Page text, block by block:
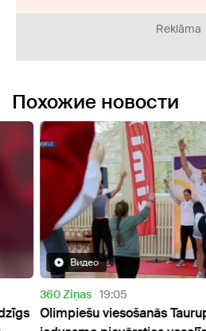
Reklāma
Похожие новости
Видео
360 Ziņas 19:05
Olimpiešu viesošanās